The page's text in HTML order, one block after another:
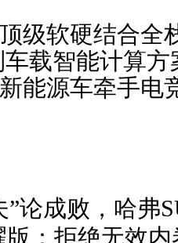
顶级软硬结合全
载智能计算方
新能源车牵手电
”论成败，哈弗
版：拒绝无效